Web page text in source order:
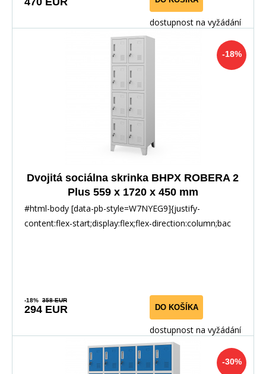
dostupnost na vyžádání
-18%
Dvojitá sociálna skrinka BHPX ROBERA 2
Plus 559 x 1720 x 450 mm
#html-body [data-pb-style=W7NYEG9]{justify-
content:flex-start;display:flex;flex-direction:column;bac
-18% 358 EUR
294 EUR DO KOŠÍKA
dostupnost na vyžádání
-30%